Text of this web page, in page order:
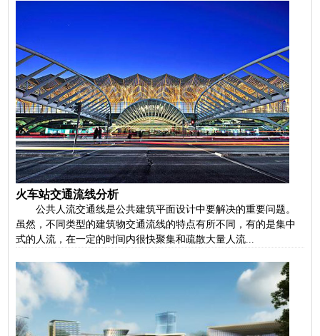
火车站交通流线分析
公共人流交通线是公共建筑平面设计中要解决的重要问题。
虽然，不同类型的建筑物交通流线的特点有所不同，有的是集中
式的人流，在一定的时间内很快聚集和疏散大量人流...